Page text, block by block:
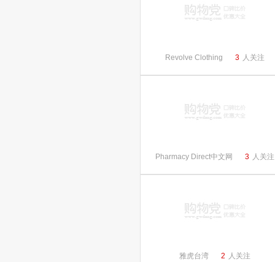
Revolve Clothing 3 人关注
Pharmacy Direct中文网 3 人关注
雅虎台湾 2 人关注